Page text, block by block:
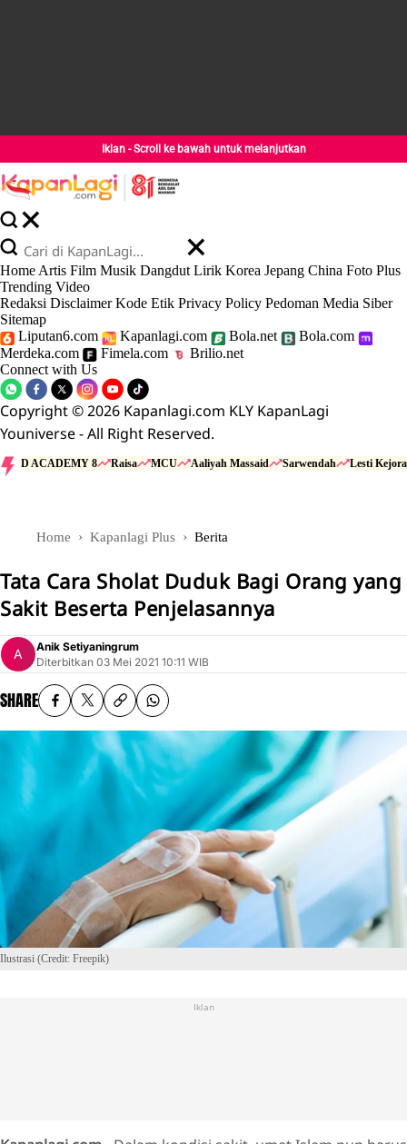
Iklan - Scroll ke bawah untuk melanjutkan
Home Artis Film Musik Dangdut Lirik Korea Jepang China Foto Plus
Trending Video
Redaksi Disclaimer Kode Etik Privacy Policy Pedoman Media Siber
Sitemap
Liputan6.com
Kapanlagi.com Bola.net
Bola.com
Merdeka.com
Fimela.com
Brilio.net
Connect with Us
Copyright © 2026 Kapanlagi.com KLY KapanLagi
Youniverse - All Right Reserved.
D ACADEMY 8 Raisa MCU Aaliyah Massaid Sarwendah Lesti Kejora
Home Kapanlagi Plus Berita
Tata Cara Sholat Duduk Bagi Orang yang
Sakit Beserta Penjelasannya
Anik Setiyaningrum
Diterbitkan 03 Mei 2021 10:11 WIB
SHARE
Ilustrasi (Credit: Freepik)
Iklan